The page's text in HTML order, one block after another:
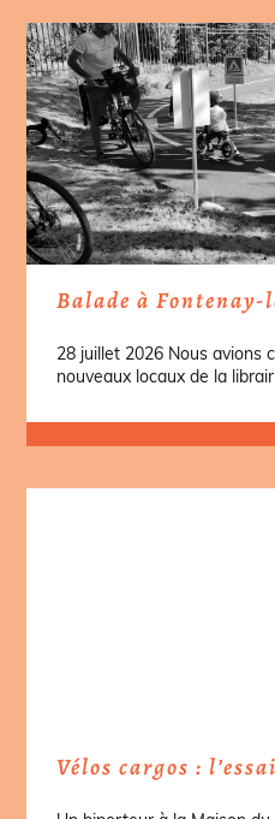
Balade à
28 juillet 2026 Nous avions
nouveaux locaux de la
Vélos cargos :